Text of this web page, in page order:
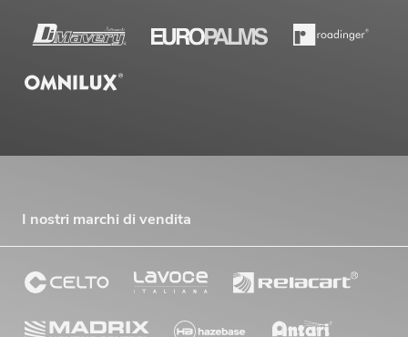
I nostri marchi di vendita